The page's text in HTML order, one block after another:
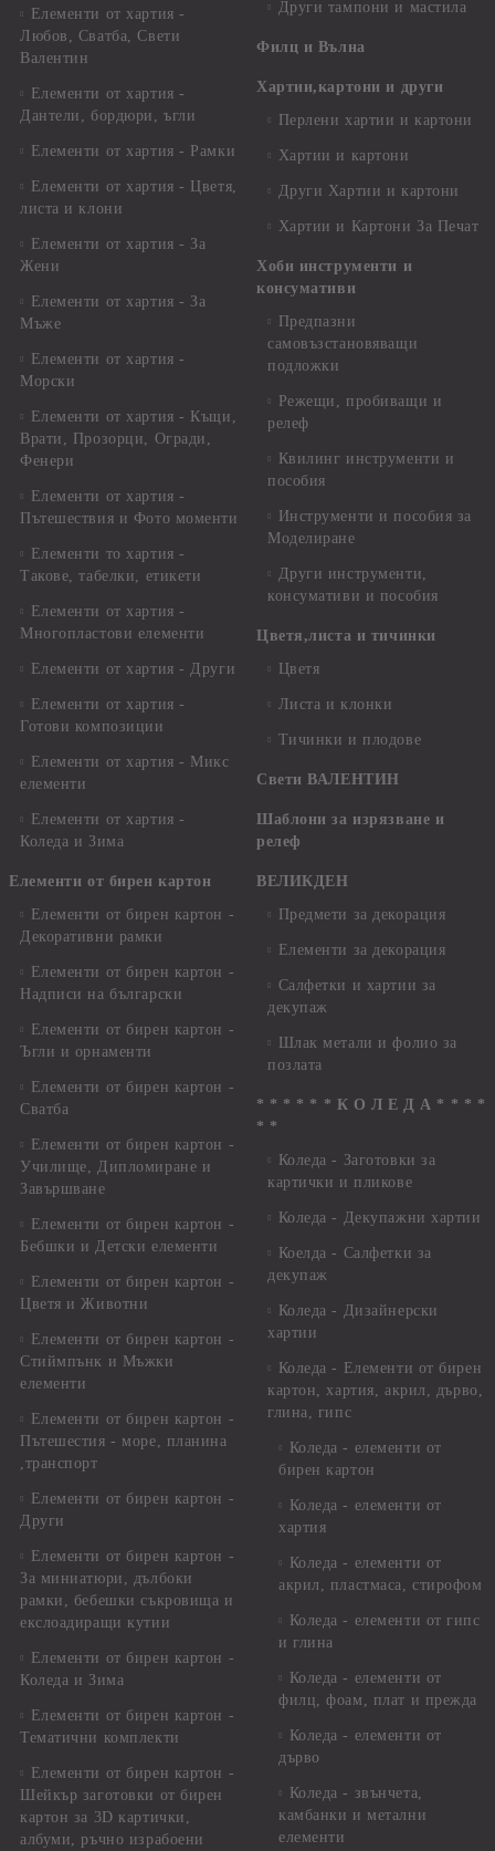
Елементи от хартия -
Любов, Сватба, Свети
Валентин
Елементи от хартия -
Дантели, бордюри, ъгли
Елементи от хартия - Рамки
Елементи от хартия - Цветя,
листа и клони
Елементи от хартия - За
Жени
Елементи от хартия - За
Мъже
Елементи от хартия -
Морски
Елементи от хартия - Къщи,
Врати, Прозорци, Огради,
Фенери
Елементи от хартия -
Пътешествия и Фото моменти
Елементи то хартия -
Такове, табелки, етикети
Елементи от хартия -
Многопластови елементи
Елементи от хартия - Други
Елементи от хартия -
Готови композиции
Елементи от хартия - Микс
елементи
Елементи от хартия -
Коледа и Зима
Елементи от бирен картон
Елементи от бирен картон -
Декоративни рамки
Елементи от бирен картон -
Надписи на български
Елементи от бирен картон -
Ъгли и орнаменти
Елементи от бирен картон -
Сватба
Елементи от бирен картон -
Училище, Дипломиране и
Завършване
Елементи от бирен картон -
Бебшки и Детски елементи
Елементи от бирен картон -
Цветя и Животни
Елементи от бирен картон -
Стиймпънк и Мъжки
елементи
Елементи от бирен картон -
Пътешестия - море, планина
,транспорт
Елементи от бирен картон -
Други
Елементи от бирен картон -
За миниатюри, дълбоки
рамки, бебешки съкровища и
екслоадиращи кутии
Елементи от бирен картон -
Коледа и Зима
Елементи от бирен картон -
Тематични комплекти
Елементи от бирен картон -
Шейкър заготовки от бирен
картон за 3D картички,
албуми, ръчно израбоени
Други тампони и мастила
Филц и Вълна
Хартии,картони и други
Перлени хартии и картони
Хартии и картони
Други Хартии и картони
Хартии и Картони За Печат
Хоби инструменти и
консумативи
Предпазни
самовъзстановяващи
подложки
Режещи, пробиващи и
релеф
Квилинг инструменти и
пособия
Инструменти и пособия за
Моделиране
Други инструменти,
консумативи и пособия
Цветя,листа и тичинки
Цветя
Листа и клонки
Тичинки и плодове
Свети ВАЛЕНТИН
Шаблони за изрязване и
релеф
ВЕЛИКДЕН
Предмети за декорация
Елементи за декорация
Салфетки и хартии за
декупаж
Шлак метали и фолио за
позлата
* * * * * * К О Л Е Д А * * * *
* *
Коледа - Заготовки за
картички и пликове
Коледа - Декупажни хартии
Коелда - Салфетки за
декупаж
Коледа - Дизайнерски
хартии
Коледа - Eлементи от бирен
картон, хартия, акрил, дърво,
глина, гипс
Коледа - елементи от
бирен картон
Коледа - елементи от
хартия
Коледа - елементи от
акрил, пластмаса, стирофом
Коледа - елементи от гипс
и глина
Коледа - елементи от
филц, фоам, плат и прежда
Коледа - елементи от
дърво
Коледа - звънчета,
камбанки и метални
елементи